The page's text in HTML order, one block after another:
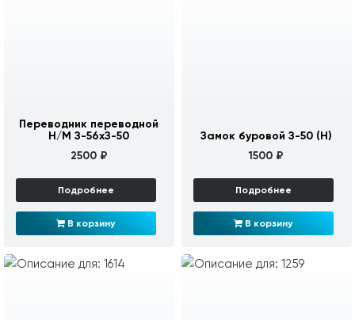
Переводник переводной
Н/М З-56хЗ-50
2500 ₽
Подробнее
В корзину
Замок буровой З-50 (Н)
1500 ₽
Подробнее
В корзину